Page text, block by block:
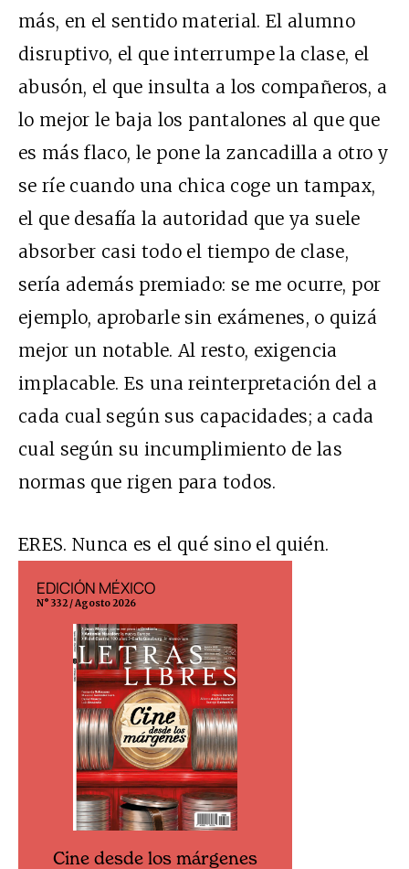
más, en el sentido material. El alumno
disruptivo, el que interrumpe la clase, el
abusón, el que insulta a los compañeros, a
lo mejor le baja los pantalones al que que
es más flaco, le pone la zancadilla a otro y
se ríe cuando una chica coge un tampax,
el que desafía la autoridad que ya suele
absorber casi todo el tiempo de clase,
sería además premiado: se me ocurre, por
ejemplo, aprobarle sin exámenes, o quizá
mejor un notable. Al resto, exigencia
implacable. Es una reinterpretación del a
cada cual según sus capacidades; a cada
cual según su incumplimiento de las
normas que rigen para todos.
ERES. Nunca es el qué sino el quién.
EDICIÓN MÉXICO
N° 332 / Agosto 2026
Cine desde los márgenes